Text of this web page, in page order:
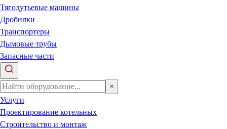
Тягодутьевые машины
Дробилки
Транспортеры
Дымовые трубы
Запасные части
×
Услуги
Проектирование котельных
Строительство и монтаж